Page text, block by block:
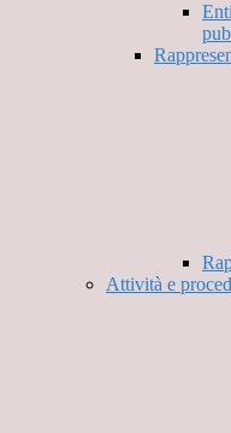
Attività e